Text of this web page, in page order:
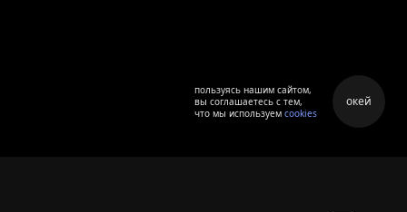
пользуясь нашим сайтом,
вы соглашаетесь с тем,
что мы используем cookies
окей